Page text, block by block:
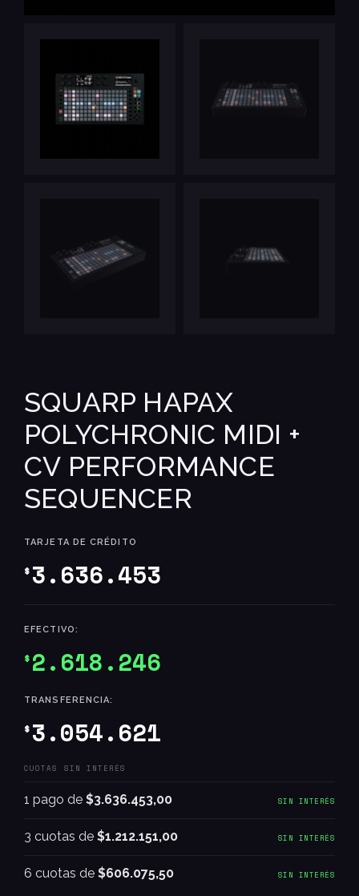
SQUARP HAPAX
POLYCHRONIC MIDI +
CV PERFORMANCE
SEQUENCER
$3.636.453
TARJETA DE CRÉDITO
$2.618.246
EFECTIVO:
$3.054.621
TRANSFERENCIA:
CUOTAS SIN INTERÉS
1 pago de $3.636.453,00 SIN INTERÉS
3 cuotas de $1.212.151,00 SIN INTERÉS
6 cuotas de $606.075,50 SIN INTERÉS